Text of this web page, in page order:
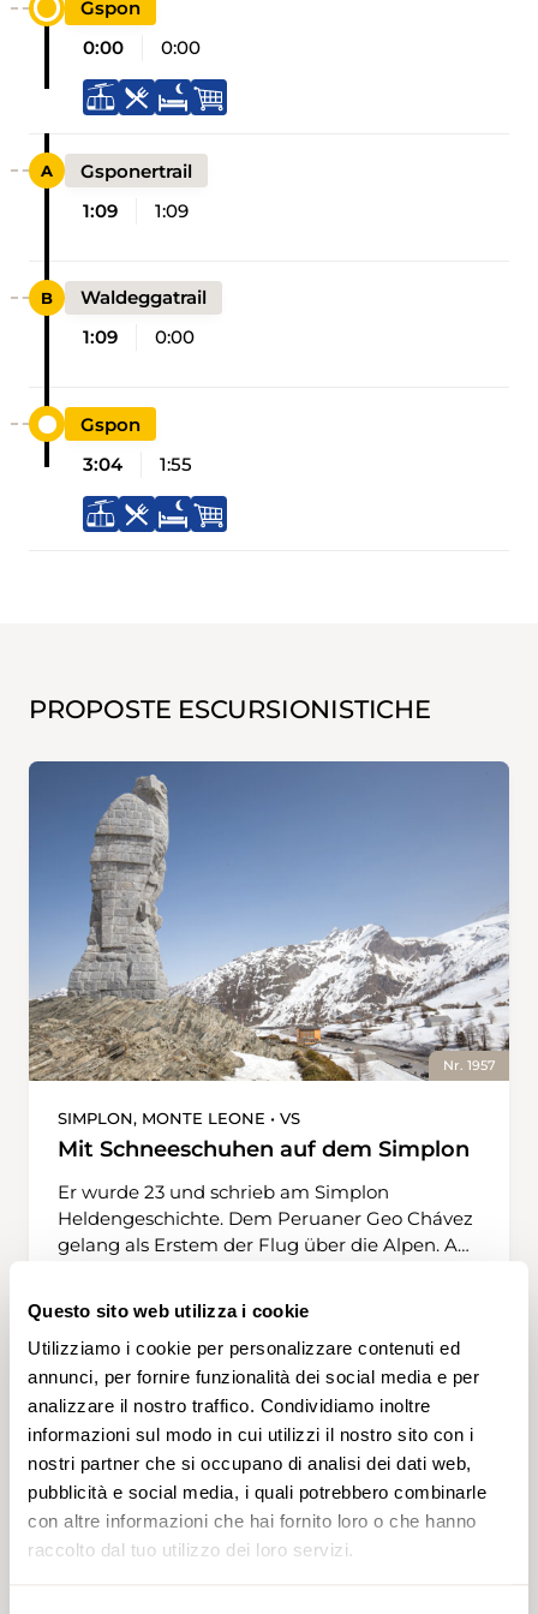
Questo sito web utilizza i cookie
Utilizziamo i cookie per personalizzare contenuti ed
annunci, per fornire funzionalità dei social media e per
analizzare il nostro traffico. Condividiamo inoltre
informazioni sul modo in cui utilizzi il nostro sito con i
nostri partner che si occupano di analisi dei dati web,
pubblicità e social media, i quali potrebbero combinarle
con altre informazioni che hai fornito loro o che hanno
raccolto dal tuo utilizzo dei loro servizi.
Gspon
0:00
0:00
Gsponertrail
1:09
1:09
Waldeggatrail
1:09
0:00
Gspon
3:04
1:55
PROPOSTE ESCURSIONISTICHE
Nr. 1957
SIMPLON, MONTE LEONE • VS
Mit Schneeschuhen auf dem Simplon
Er wurde 23 und schrieb am Simplon
Heldengeschichte. Dem Peruaner Geo Chávez
gelang als Erstem der Flug über die Alpen. Am
hohen Pass zwischen Brig und dem
oberitalienischen Domodossola – und
verunglückte bei der Landung so schwer, dass
er vier Tage später starb. Sein Flug ging in die
Geschichte ein, so wie manch andere
Begebenheit am Simplon. Die Simplonpost
etwa, die in ihrer Hochblüte Mitte des 19.
Jahrhunderts pro Jahr 28 000 Menschen in
Postkutschen über den Pass transportierte.
Oder der 19,8 Kilometer lange Simplontunnel,
Rosso 1 h 55 min Media